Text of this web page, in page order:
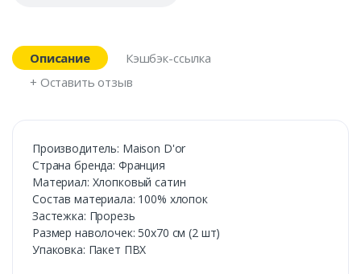
Описание
Кэшбэк-ссылка
+ Оставить отзыв
Производитель: Maison D'or
Cтрана бренда: Франция
Материал: Хлопковый сатин
Состав материала: 100% хлопок
Застежка: Прорезь
Размер наволочек: 50x70 см (2 шт)
Упаковка: Пакет ПВХ